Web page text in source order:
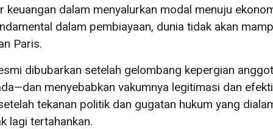
dalam menyalurkan modal menuju
dalam pembiayaan, dunia tidak akan
Paris.
dibubarkan setelah gelombang kepergian
menyebabkan vakumnya legitimasi dan
tekanan politik dan gugatan hukum yang
lagi tertahankan.